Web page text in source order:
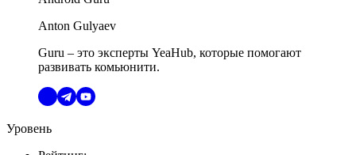
Anton Gulyaev
Guru – это эксперты YeaHub, которые помогают
развивать комьюнити.
Уровень